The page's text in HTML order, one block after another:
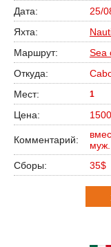
25/
Sea
1
муж.
35$